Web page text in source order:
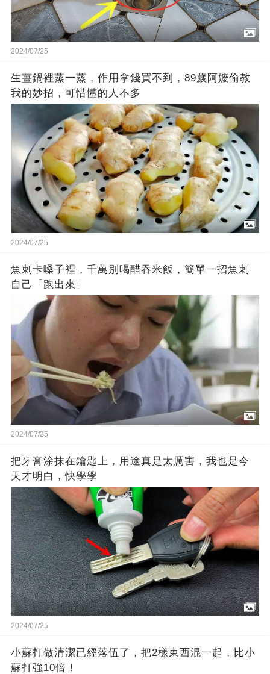
2024/07/25
生薑鍋裡蒸一蒸，作用拿錢買不到，89歲阿嬤偷教
我的妙招，可惜懂的人不多
2024/07/25
魚刺卡嗓子裡，千萬別喝醋吞米飯，簡單一招魚刺
自己「跑出來」
2024/07/25
把牙膏涂抹在鑰匙上，用途真是太厲害，我也是今
天才明白，快學學
2024/07/25
小蘇打做清潔已經落伍了，把2樣東西混一起，比小
蘇打強10倍！